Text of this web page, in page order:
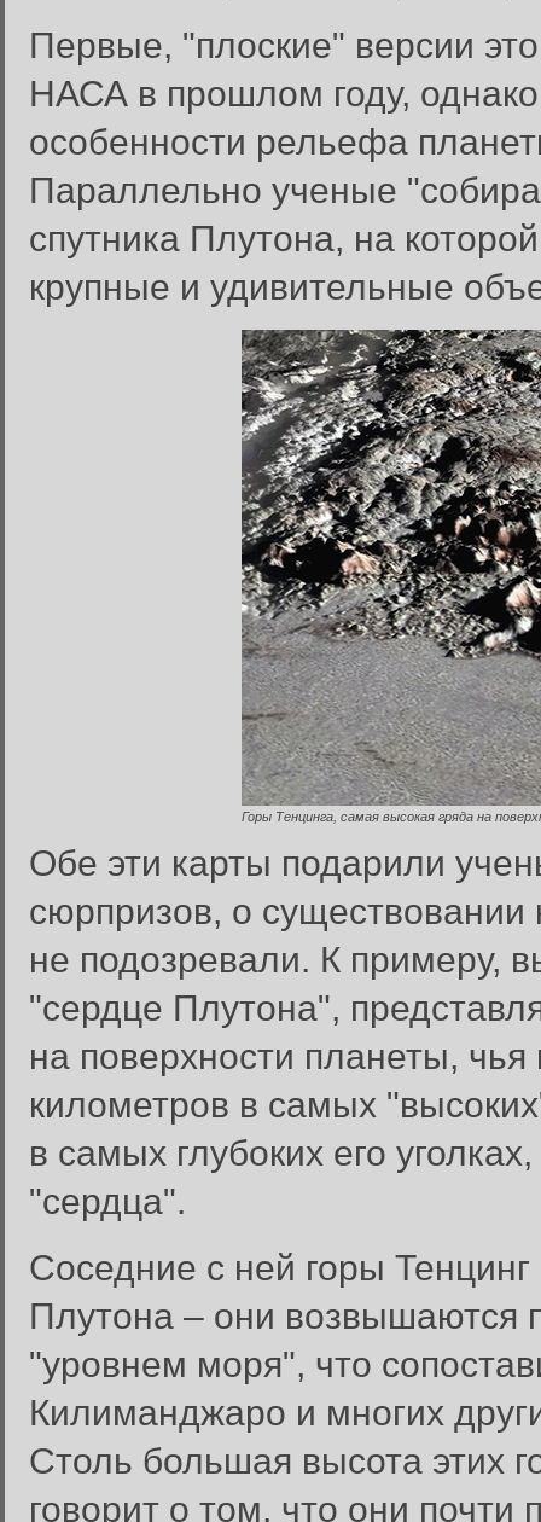
Первые, "плоские" версии
НАСА в прошлом году,
особенности рельефа
Параллельно ученые
спутника Плутона, на
крупные и удивительные
Горы Тенцинга, самая высокая гряда на
Обе эти карты подарили
сюрпризов, о существовании
не подозревали. К примеру,
"сердце Плутона",
на поверхности планеты, чья
километров в самых
в самых глубоких его
"сердца".
Соседние с ней горы
Плутона – они возвышаются
"уровнем моря", что
Килиманджаро и многих
Столь большая высота этих
говорит о том, что они почти